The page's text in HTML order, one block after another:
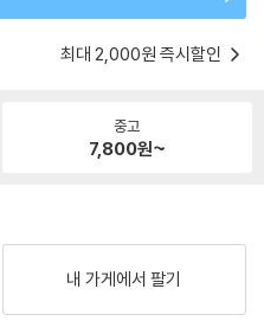
최대 2,000원 즉시할인
중고
7,800원~
내 가게에서 팔기